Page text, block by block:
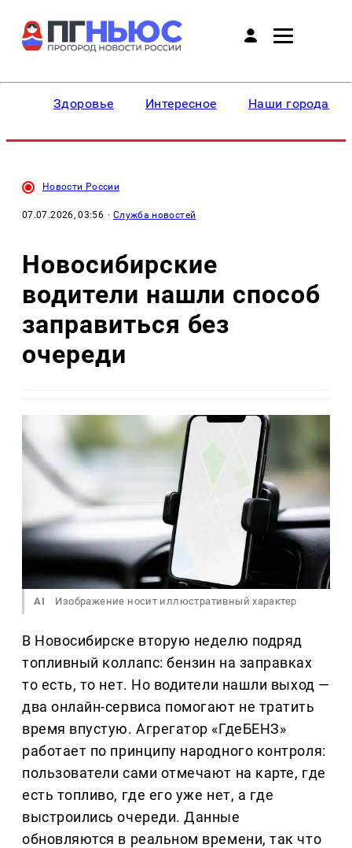
Здоровье Интересное Наши города
Новости России
07.07.2026, 03:56 · Служба новостей
Новосибирские
водители нашли способ
заправиться без
очереди
AI Изображение носит иллюстративный характер
В Новосибирске вторую неделю подряд
топливный коллапс: бензин на заправках
то есть, то нет. Но водители нашли выход —
два онлайн-сервиса помогают не тратить
время впустую. Агрегатор «ГдеБЕНЗ»
работает по принципу народного контроля:
пользователи сами отмечают на карте, где
есть топливо, где его уже нет, а где
выстроились очереди. Данные
обновляются в реальном времени, так что